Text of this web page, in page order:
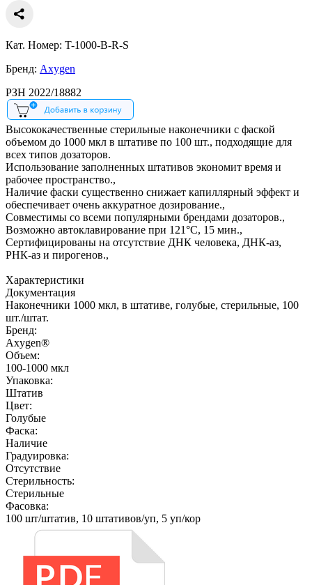
Кат. Номер: T-1000-B-R-S
Бренд: Axygen
РЗН 2022/18882
Высококачественные стерильные наконечники с фаской
объемом до 1000 мкл в штативе по 100 шт., подходящие для
всех типов дозаторов.
Использование заполненных штативов экономит время и
рабочее пространство.,
Наличие фаски существенно снижает капиллярный эффект и
обеспечивает очень аккуратное дозирование.,
Совместимы со всеми популярными брендами дозаторов.,
Возможно автоклавирование при 121°С, 15 мин.,
Сертифицированы на отсутствие ДНК человека, ДНК-аз,
РНК-аз и пирогенов.,
Характеристики
Документация
Наконечники 1000 мкл, в штативе, голубые, стерильные, 100
шт./штат.
Бренд:
Axygen®
Объем:
100-1000 мкл
Упаковка:
Штатив
Цвет:
Голубые
Фаска:
Наличие
Градуировка:
Отсутствие
Стерильность:
Стерильные
Фасовка:
100 шт/штатив, 10 штативов/уп, 5 уп/кор